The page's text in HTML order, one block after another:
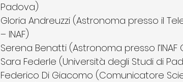
Padova)
Gloria Andreuzzi (Astronoma presso il
– INAF)
Serena Benatti (Astronoma presso
Sara Federle (Università degli Studi di
Federico Di Giacomo (Comunicatore